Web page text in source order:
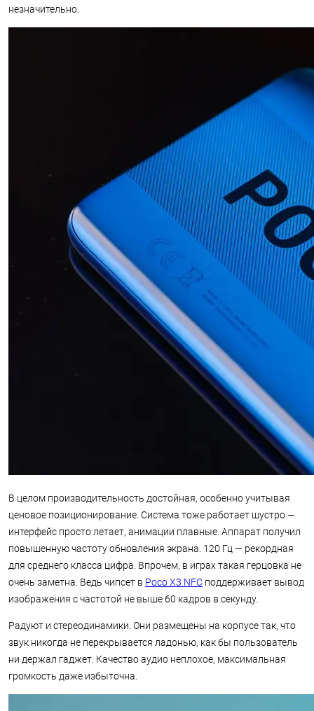
незначительно.
В целом производительность достойная, особенно учитывая
ценовое позиционирование. Система тоже работает шустро —
интерфейс просто летает, анимации плавные. Аппарат получил
повышенную частоту обновления экрана. 120 Гц — рекордная
для среднего класса цифра. Впрочем, в играх такая герцовка не
очень заметна. Ведь чипсет в Poco X3 NFC поддерживает вывод
изображения с частотой не выше 60 кадров в секунду.
Радуют и стереодинамики. Они размещены на корпусе так, что
звук никогда не перекрывается ладонью, как бы пользователь
ни держал гаджет. Качество аудио неплохое, максимальная
громкость даже избыточна.